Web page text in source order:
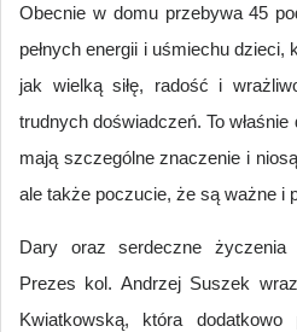
Obecnie w domu przebywa 45
pełnych energii i uśmiechu dzieci,
jak wielką siłę, radość i
trudnych doświadczeń. To
mają szczególne znaczenie i
ale także poczucie, że są ważne i
Dary oraz serdeczne życzenia
Prezes kol. Andrzej Suszek
Kwiatkowską, która dodatkowo